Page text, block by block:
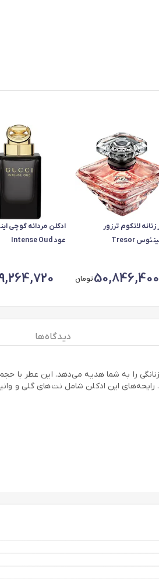
لانکوم ترزور
لومینئوس Tresor
50,846,400تومان
ادکلن مردانه گوچی
عود Intense Oud
دیدگاه ها
این ادکلن شامل نت‌های گلی و